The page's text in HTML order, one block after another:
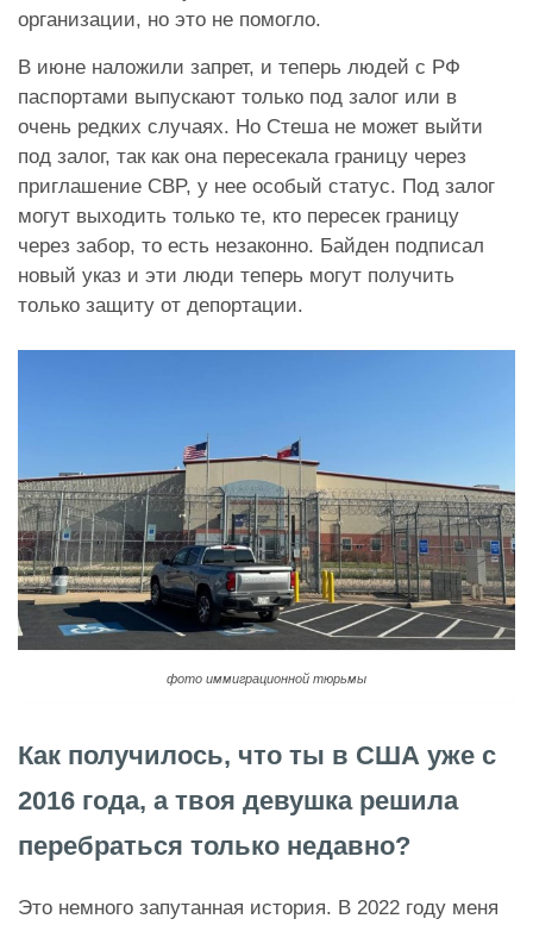
организации, но это не помогло.
В июне наложили запрет, и теперь людей с РФ
паспортами выпускают только под залог или в
очень редких случаях. Но Стеша не может выйти
под залог, так как она пересекала границу через
приглашение CBP, у нее особый статус. Под залог
могут выходить только те, кто пересек границу
через забор, то есть незаконно. Байден подписал
новый указ и эти люди теперь могут получить
только защиту от депортации.
фото иммиграционной тюрьмы
Как получилось, что ты в США уже с
2016 года, а твоя девушка решила
перебраться только недавно?
Это немного запутанная история. В 2022 году меня